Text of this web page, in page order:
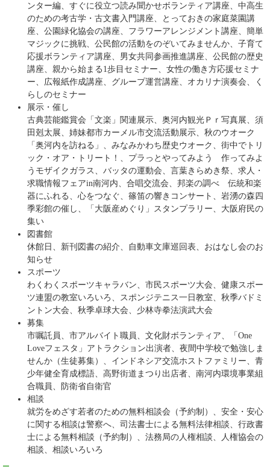
ンター編、すぐに役立つ読み聞かせボランティア講座、中高生
のための考古学・古文書入門講座、とっておきの家庭菜園講
座、公園緑化協会の講座、フラワーアレンジメント講座、簡単
マジックに挑戦、公民館の活動をのぞいてみませんか、子育て
応援ボランティア講座、男女共同参画推進講座、公民館の歴史
講座、親から始まる1歩目セミナー、女性の働き方応援セミナ
ー、広報紙作成講座、グループ運営講座、オカリナ演奏会、く
らしのセミナー
展示・催し
古典芸能鑑賞会「文楽」関連展示、奥河内観光Ｐｒ写真展、須
田剋太展、姉妹都市カーメル市交流活動展示、秋のウオーク
「奥河内を訪ねる」、みなみかわち歴史ウオーク、街中でトリ
ック・オア・トリート！、プラっとやってみよう 作ってみよ
うモザイクガラス、バッタの運動会、言葉きらめき祭、求人・
求職情報フェアin南河内、合唱交流会、邦楽の調べ 伝統和楽
器にふれる、心をつなぐ、篠笛の響きコンサート、岩湧の森四
季彩館の催し、「大阪産めぐり」スタンプラリー、大阪府民の
集い
図書館
休館日、新刊図書の紹介、自動車文庫巡回表、おはなし会のお
知らせ
スポーツ
わくわくスポーツキャラバン、市民スポーツ大会、健康スポー
ツ連盟の教室いろいろ、スポンジテニス一日教室、秋季バドミ
ントン大会、秋季卓球大会、少林寺拳法演武大会
募集
市嘱託員、市アルバイト職員、文化財ボランティア、「One
Loveフェスタ」アトラクション出演者、夜間中学校で勉強しま
せんか（生徒募集）、インドネシア交流ホストファミリー、青
少年健全育成標語、高野街道まつり出店者、南河内環境事業組
合職員、防衛省自衛官
相談
就労をめざす若者のための無料相談会（予約制）、安全・安心
に関する相談は警察へ、司法書士による無料法律相談、行政書
士による無料相談（予約制）、法務局の人権相談、人権協会の
相談、相談いろいろ